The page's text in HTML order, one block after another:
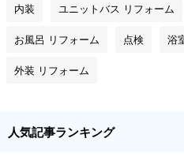
内装 ユニットバス リフォーム
お風呂 リフォーム 点検 浴
外装 リフォーム
人気記事ランキング